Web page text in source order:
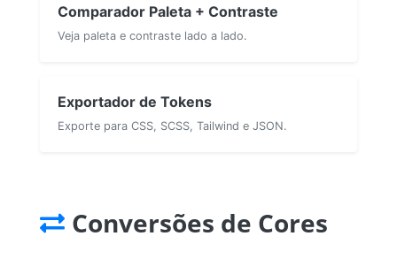
Comparador Paleta + Contraste
Veja paleta e contraste lado a lado.
Exportador de Tokens
Exporte para CSS, SCSS, Tailwind e JSON.
Conversões de Cores